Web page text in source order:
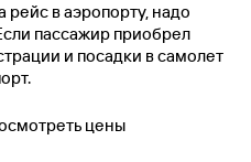
в аэропорту, надо
пассажир приобрел
и посадки в самолет
цены